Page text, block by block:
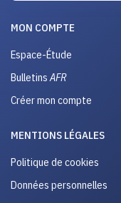
MENTIONS LÉGALES
Politique de cookies
Données personnelles
MON COMPTE
Espace-Étude
BulletinsAFR
Créer mon compte